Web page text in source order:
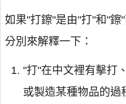
如果"打鑔"是由"打"和"
分別來解釋一下：
"打"在中文裡有擊打
或製造某種物品的過